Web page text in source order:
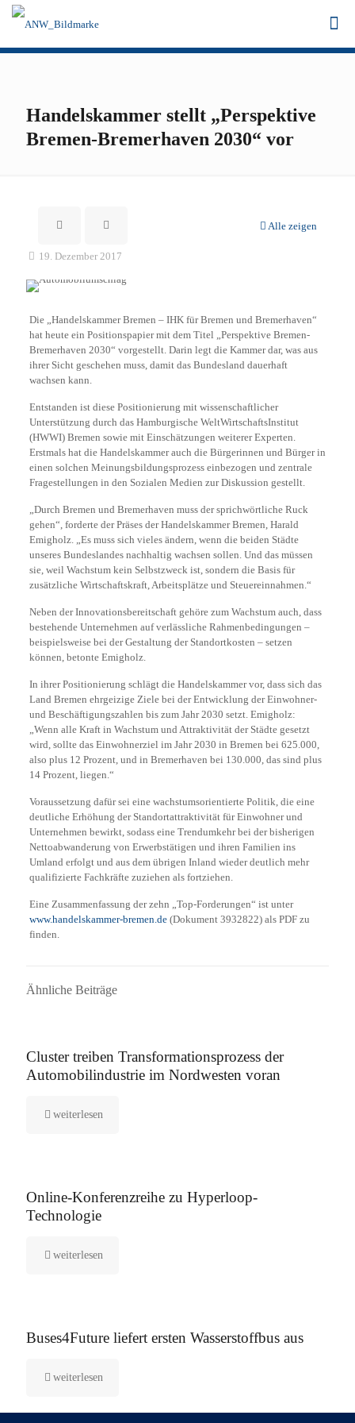
Handelskammer stellt „Perspektive
Bremen-Bremerhaven 2030“ vor
Alle zeigen
19. Dezember 2017
Die „Handelskammer Bremen – IHK für Bremen und Bremerhaven“
hat heute ein Positionspapier mit dem Titel „Perspektive Bremen-
Bremerhaven 2030“ vorgestellt. Darin legt die Kammer dar, was aus
ihrer Sicht geschehen muss, damit das Bundesland dauerhaft
wachsen kann.
Entstanden ist diese Positionierung mit wissenschaftlicher
Unterstützung durch das Hamburgische WeltWirtschaftsInstitut
(HWWI) Bremen sowie mit Einschätzungen weiterer Experten.
Erstmals hat die Handelskammer auch die Bürgerinnen und Bürger in
einen solchen Meinungsbildungsprozess einbezogen und zentrale
Fragestellungen in den Sozialen Medien zur Diskussion gestellt.
„Durch Bremen und Bremerhaven muss der sprichwörtliche Ruck
gehen“, forderte der Präses der Handelskammer Bremen, Harald
Emigholz. „Es muss sich vieles ändern, wenn die beiden Städte
unseres Bundeslandes nachhaltig wachsen sollen. Und das müssen
sie, weil Wachstum kein Selbstzweck ist, sondern die Basis für
zusätzliche Wirtschaftskraft, Arbeitsplätze und Steuereinnahmen.“
Neben der Innovationsbereitschaft gehöre zum Wachstum auch, dass
bestehende Unternehmen auf verlässliche Rahmenbedingungen –
beispielsweise bei der Gestaltung der Standortkosten – setzen
können, betonte Emigholz.
In ihrer Positionierung schlägt die Handelskammer vor, dass sich das
Land Bremen ehrgeizige Ziele bei der Entwicklung der Einwohner-
und Beschäftigungszahlen bis zum Jahr 2030 setzt. Emigholz:
„Wenn alle Kraft in Wachstum und Attraktivität der Städte gesetzt
wird, sollte das Einwohnerziel im Jahr 2030 in Bremen bei 625.000,
also plus 12 Prozent, und in Bremerhaven bei 130.000, das sind plus
14 Prozent, liegen.“
Voraussetzung dafür sei eine wachstumsorientierte Politik, die eine
deutliche Erhöhung der Standortattraktivität für Einwohner und
Unternehmen bewirkt, sodass eine Trendumkehr bei der bisherigen
Nettoabwanderung von Erwerbstätigen und ihren Familien ins
Umland erfolgt und aus dem übrigen Inland wieder deutlich mehr
qualifizierte Fachkräfte zuziehen als fortziehen.
Eine Zusammenfassung der zehn „Top-Forderungen“ ist unter
www.handelskammer-bremen.de(Dokument 3932822) als PDF zu
finden.
Ähnliche Beiträge
Cluster treiben Transformationsprozess der
Automobilindustrie im Nordwesten voran
weiterlesen
Online-Konferenzreihe zu Hyperloop-
Technologie
weiterlesen
Buses4Future liefert ersten Wasserstoffbus aus
weiterlesen